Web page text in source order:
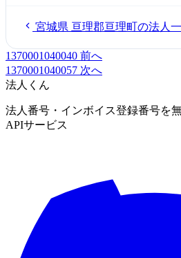
宮城県 亘理郡亘理町の法人
1370001040040 前へ
1370001040057 次へ
法人くん
法人番号・インボイス登録番号を
APIサービス